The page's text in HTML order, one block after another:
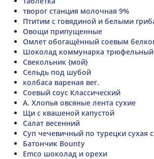
творог станция молочная 9%
Птитим с говядиной и белыми
Овощи припущенные
Омлет обогащённый соевым
Шоколад коммунарка трюфельный
Свекольник {мой}
Сельдь под шубой
колбаса вареная вег.
Соевый соус Классический
А. Хлопья овсяные лента сухие
Щи с квашеной капустой
Салат весенний
Суп чечевичный по турецки сухая
Батончик Bounty
Emco шоколад и орехи